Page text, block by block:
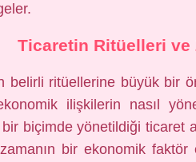
Ticaretin Ritüelleri ve
belirli ritüellerine büyük bir
ilişkilerin nasıl
biçimde yönetildiği ticaret
bir ekonomik faktör